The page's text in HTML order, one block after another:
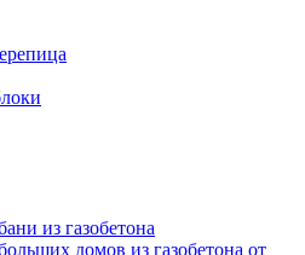
из газобетона
домов из газобетона от